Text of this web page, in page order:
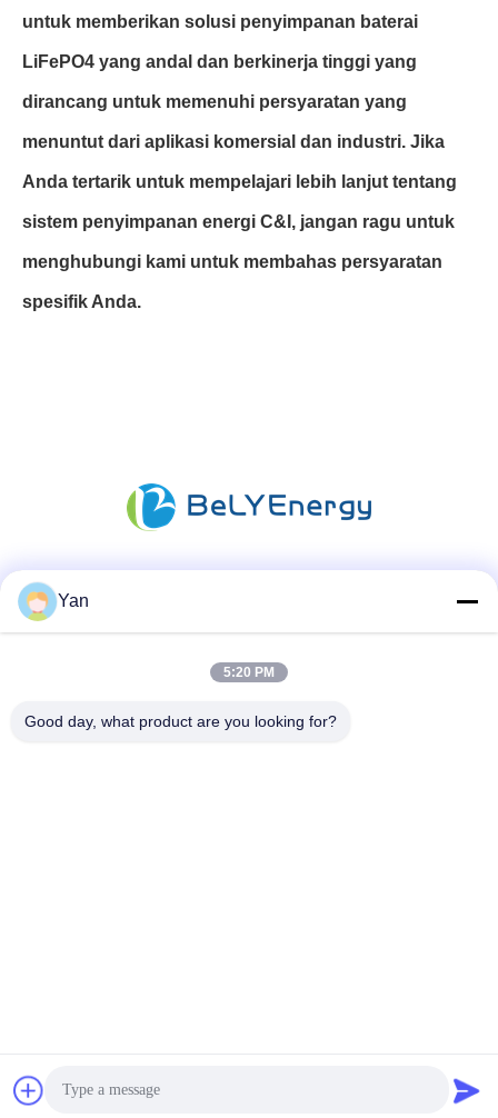
untuk memberikan solusi penyimpanan baterai
LiFePO4 yang andal dan berkinerja tinggi yang
dirancang untuk memenuhi persyaratan yang
menuntut dari aplikasi komersial dan industri. Jika
Anda tertarik untuk mempelajari lebih lanjut tentang
sistem penyimpanan energi C&I, jangan ragu untuk
menghubungi kami untuk membahas persyaratan
spesifik Anda.
2021-2026 Shenzhen Bely Energy Technology Co., Ltd. . Seluruh
Yan
5:20 PM
Good day, what product are you looking for?